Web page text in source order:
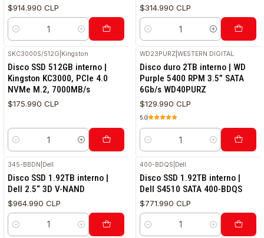
$914.990 CLP
Cantidad
$314.990 CLP
Cantidad
SKC3000S/512G Kingston
Disco SSD 512GB interno |
Kingston KC3000, PCIe 4.0
NVMe M.2, 7000MB/s
$175.990 CLP
Cantidad
WD23PURZ |WESTERN DIGITAL
Disco duro 2TB interno | WD
Purple 5400 RPM 3.5” SATA
6Gb/s WD40PURZ
$129.990 CLP
5.0
Cantidad
345-BBDN Dell
Disco SSD 1.92TB interno |
Dell 2.5“ 3D V-NAND
$964.990 CLP
Cantidad
400-BDQS Dell
Disco SSD 1.92TB interno |
Dell S4510 SATA 400-BDQS
$771.990 CLP
Cantidad